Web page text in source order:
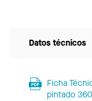
Datos técnicos
Ficha
pintado